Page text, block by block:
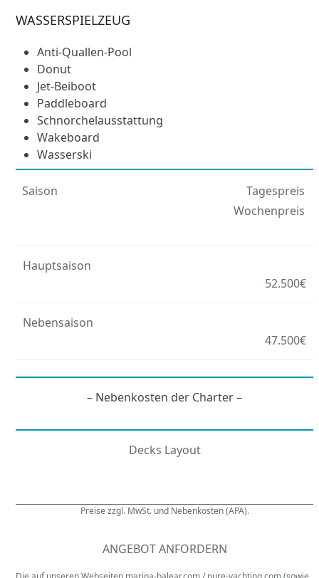
WASSERSPIELZEUG
Anti-Quallen-Pool
Donut
Jet-Beiboot
Paddleboard
Schnorchelausstattung
Wakeboard
Wasserski
Saison
Tagespreis
Wochenpreis
Hauptsaison
52.500€
Nebensaison
47.500€
– Nebenkosten der Charter –
Decks Layout
Preise zzgl. MwSt. und Nebenkosten (APA).
ANGEBOT ANFORDERN